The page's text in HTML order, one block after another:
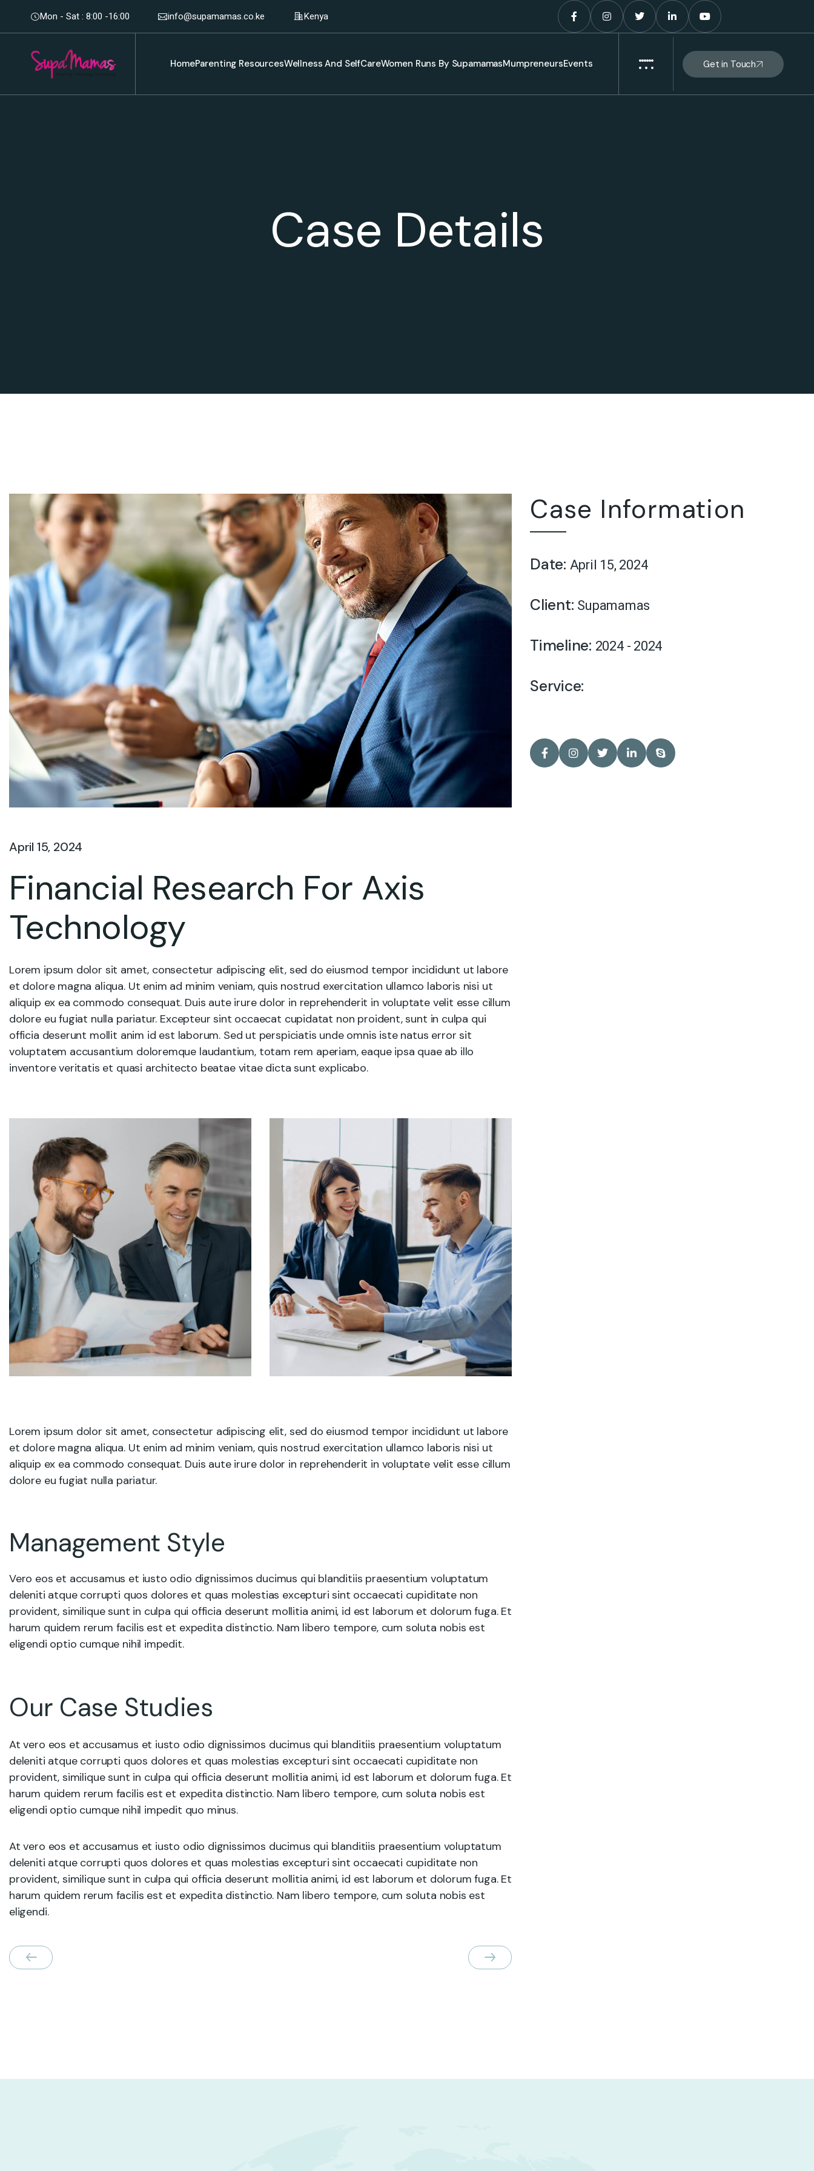
Mon - Sat : 8:00 -16:00 info@supamamas.co.ke Kenya
HomeParenting ResourcesWellness And SelfCareWomen Runs By SupamamasMumpreneursEvents Get in Touch
Case Details
April 15, 2024
Financial Research For Axis
Technology
Lorem ipsum dolor sit amet, consectetur adipiscing elit, sed do eiusmod tempor incididunt ut labore
et dolore magna aliqua. Ut enim ad minim veniam, quis nostrud exercitation ullamco laboris nisi ut
aliquip ex ea commodo consequat. Duis aute irure dolor in reprehenderit in voluptate velit esse cillum
dolore eu fugiat nulla pariatur. Excepteur sint occaecat cupidatat non proident, sunt in culpa qui
officia deserunt mollit anim id est laborum. Sed ut perspiciatis unde omnis iste natus error sit
voluptatem accusantium doloremque laudantium, totam rem aperiam, eaque ipsa quae ab illo
inventore veritatis et quasi architecto beatae vitae dicta sunt explicabo.
Lorem ipsum dolor sit amet, consectetur adipiscing elit, sed do eiusmod tempor incididunt ut labore
et dolore magna aliqua. Ut enim ad minim veniam, quis nostrud exercitation ullamco laboris nisi ut
aliquip ex ea commodo consequat. Duis aute irure dolor in reprehenderit in voluptate velit esse cillum
dolore eu fugiat nulla pariatur.
Management Style
Vero eos et accusamus et iusto odio dignissimos ducimus qui blanditiis praesentium voluptatum
deleniti atque corrupti quos dolores et quas molestias excepturi sint occaecati cupiditate non
provident, similique sunt in culpa qui officia deserunt mollitia animi, id est laborum et dolorum fuga. Et
harum quidem rerum facilis est et expedita distinctio. Nam libero tempore, cum soluta nobis est
eligendi optio cumque nihil impedit.
Our Case Studies
At vero eos et accusamus et iusto odio dignissimos ducimus qui blanditiis praesentium voluptatum
deleniti atque corrupti quos dolores et quas molestias excepturi sint occaecati cupiditate non
provident, similique sunt in culpa qui officia deserunt mollitia animi, id est laborum et dolorum fuga. Et
harum quidem rerum facilis est et expedita distinctio. Nam libero tempore, cum soluta nobis est
eligendi optio cumque nihil impedit quo minus.
At vero eos et accusamus et iusto odio dignissimos ducimus qui blanditiis praesentium voluptatum
deleniti atque corrupti quos dolores et quas molestias excepturi sint occaecati cupiditate non
provident, similique sunt in culpa qui officia deserunt mollitia animi, id est laborum et dolorum fuga. Et
harum quidem rerum facilis est et expedita distinctio. Nam libero tempore, cum soluta nobis est
eligendi.
Case Information
Date: April 15, 2024
Client: Supamamas
Timeline: 2024 - 2024
Service: